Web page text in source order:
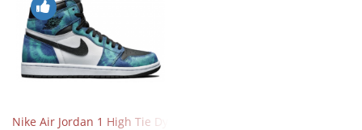
Nike Air Jordan 1 High Tie Dye